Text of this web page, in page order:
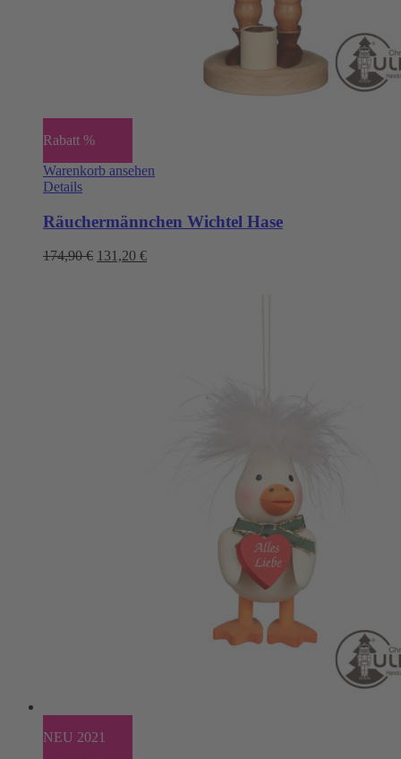
Rabatt %
Warenkorb ansehen
Details
Räuchermännchen Wichtel Hase
174,90€ Ursprünglicher
131,20 €Aktueller
NEU 2021